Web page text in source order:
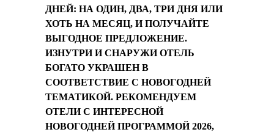
ДНЕЙ: НА ОДИН, ДВА, ТРИ ДНЯ ИЛИ
ХОТЬ НА МЕСЯЦ, И ПОЛУЧАЙТЕ
ВЫГОДНОЕ ПРЕДЛОЖЕНИЕ.
ИЗНУТРИ И СНАРУЖИ ОТЕЛЬ
БОГАТО УКРАШЕН В
СООТВЕТСТВИЕ С НОВОГОДНЕЙ
ТЕМАТИКОЙ. РЕКОМЕНДУЕМ
ОТЕЛИ С ИНТЕРЕСНОЙ
НОВОГОДНЕЙ ПРОГРАММОЙ 2026,